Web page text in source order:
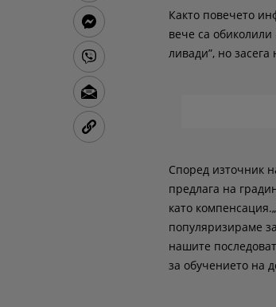
Както повечето
вече са обиколили
ливади”, но
Според източник
предлага на
като
популяризираме
нашите
за обучението на